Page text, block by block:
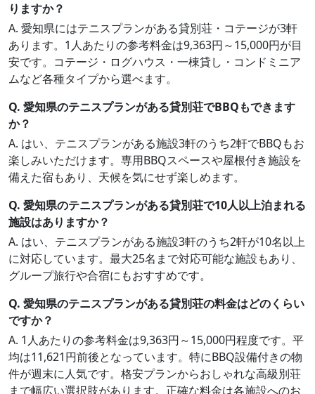
りますか？
A. 愛知県にはテニスプランがある貸別荘・コテージが3軒
あります。1人あたりの参考料金は9,363円～15,000円が目
安です。コテージ・ログハウス・一棟貸し・コンドミニア
ムなど各種タイプから選べます。
Q. 愛知県のテニスプランがある貸別荘でBBQもできます
か？
A. はい、テニスプランがある施設3軒のうち2軒でBBQもお
楽しみいただけます。専用BBQスペースや屋根付き施設を
備えた宿もあり、天候を気にせず楽しめます。
Q. 愛知県のテニスプランがある貸別荘で10人以上泊まれる
施設はありますか？
A. はい、テニスプランがある施設3軒のうち2軒が10名以上
に対応しています。最大25名まで対応可能な施設もあり、
グループ旅行や合宿にもおすすめです。
Q. 愛知県のテニスプランがある貸別荘の料金はどのくらい
ですか？
A. 1人あたりの参考料金は9,363円～15,000円程度です。平
均は11,621円前後となっています。特にBBQ設備付きの物
件が週末に人気です。格安プランからおしゃれな高級別荘
まで幅広い選択肢があります。正確な料金は各施設へのお